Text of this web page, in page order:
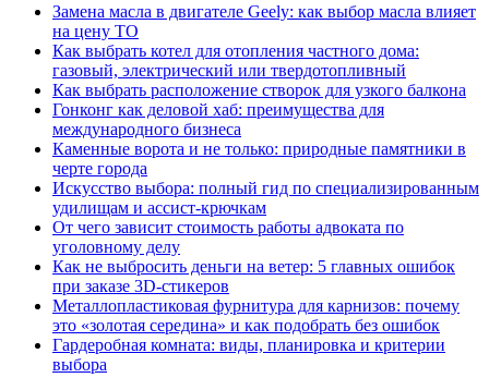
Замена масла в двигателе Geely: как выбор масла влияет
на цену ТО
Как выбрать котел для отопления частного дома:
газовый, электрический или твердотопливный
Как выбрать расположение створок для узкого балкона
Гонконг как деловой хаб: преимущества для
международного бизнеса
Каменные ворота и не только: природные памятники в
черте города
Искусство выбора: полный гид по специализированным
удилищам и ассист-крючкам
От чего зависит стоимость работы адвоката по
уголовному делу
Как не выбросить деньги на ветер: 5 главных ошибок
при заказе 3D-стикеров
Металлопластиковая фурнитура для карнизов: почему
это «золотая середина» и как подобрать без ошибок
Гардеробная комната: виды, планировка и критерии
выбора